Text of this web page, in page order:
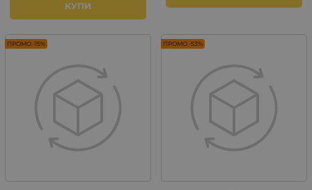
КУПИ
ПРОМО -15% ПРОМО -53%